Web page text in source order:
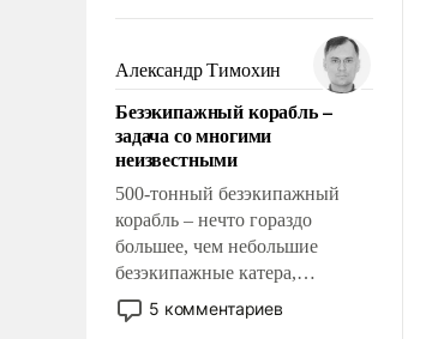
чем она отличается от просто
образованных людей. Иногда
казалось, что эти вопросы
решены раз и навсегда, но –
нет, не решены.
Александр Тимохин
Безэкипажный корабль –
задача со многими
неизвестными
500-тонный безэкипажный
корабль – нечто гораздо
большее, чем небольшие
безэкипажные катера,
применение которых уже
стало обыденностью. Задача по
5 комментариев